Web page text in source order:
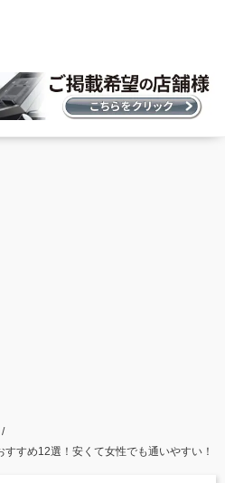
/
すすめ12選！安くて女性でも通いやすい！